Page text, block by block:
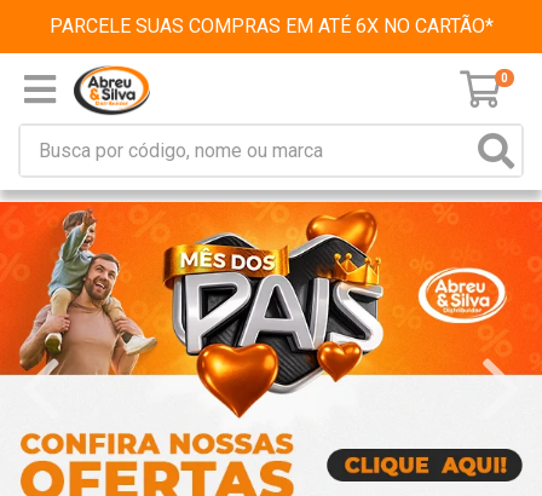
PARCELE SUAS COMPRAS EM ATÉ 6X NO CARTÃO*
0